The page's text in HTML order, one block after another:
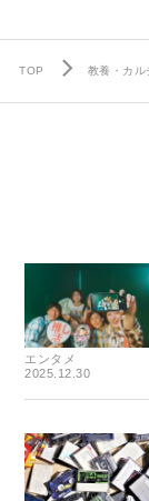
TOP 教養・カル
エンタメ
2025.12.30